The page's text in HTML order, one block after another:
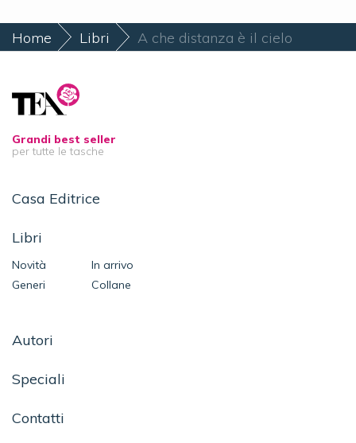
Home Libri A che distanza è il cielo
Grandi best seller
per tutte le tasche
Casa Editrice
Libri
Novità
In arrivo
Generi
Collane
Autori
Speciali
Contatti